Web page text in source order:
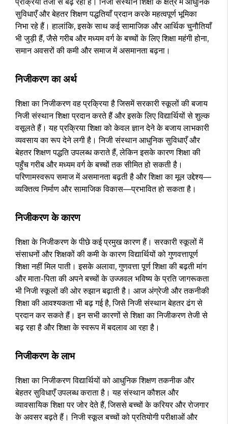
सुविधाएँ और बेहतर शिक्षण पद्धतियाँ प्रदान करके महत्वपूर्ण भूमिका
निभा रहे हैं। हालांकि, इसके साथ कई सामाजिक और आर्थिक चुनौतियाँ
भी जुड़ी हैं, जैसे गरीब और मध्यम वर्ग के बच्चों के लिए शिक्षा महंगी होना,
समान अवसरों की कमी और समाज में असमानता बढ़ना।
निजीकरण का अर्थ
शिक्षा का निजीकरण वह प्रक्रिया है जिसमें सरकारी स्कूलों की बजाय
निजी संस्थान शिक्षा प्रदान करते हैं और इसके लिए विद्यार्थियों से शुल्क
वसूलते हैं। यह प्रक्रिया शिक्षा को केवल ज्ञान देने के बजाय लाभकारी
व्यवसाय का रूप देने लगी है। निजी संस्थान आधुनिक सुविधाएँ और
बेहतर शिक्षण पद्धति उपलब्ध कराते हैं, लेकिन इसके कारण शिक्षा की
पहुँच गरीब और मध्यम वर्ग के बच्चों तक सीमित हो सकती है।
परिणामस्वरूप समाज में असमानता बढ़ती है और शिक्षा का मूल उद्देश्य—
व्यक्तित्व निर्माण और सामाजिक विकास—प्रभावित हो सकता है।
निजीकरण के कारण
शिक्षा के निजीकरण के पीछे कई प्रमुख कारण हैं। सरकारी स्कूलों में
संसाधनों और शिक्षकों की कमी के कारण विद्यार्थियों को गुणवत्तापूर्ण
शिक्षा नहीं मिल पाती। इसके अलावा, गुणवत्ता पूर्ण शिक्षा की बढ़ती मांग
और माता-पिता की अपने बच्चों के उज्जवल भविष्य के प्रति जागरूकता
भी निजी स्कूलों की ओर रुझान बढ़ाती है। आज अंग्रेजी और तकनीकी
शिक्षा की आवश्यकता भी बढ़ गई है, जिसे निजी संस्थान बेहतर ढंग से
प्रदान कर सकते हैं। इन सभी कारणों से शिक्षा का निजीकरण तेजी से
बढ़ रहा है और शिक्षा के स्वरूप में बदलाव आ रहा है।
निजीकरण के लाभ
शिक्षा का निजीकरण विद्यार्थियों को आधुनिक शिक्षण तकनीक और
बेहतर सुविधाएँ उपलब्ध कराता है। यह संस्थान कौशल और
व्यावसायिक शिक्षा पर जोर देते हैं, जिससे बच्चों के करियर और रोजगार
के अवसर बढ़ते हैं। निजी स्कूल बच्चों को प्रतियोगी परीक्षाओं और